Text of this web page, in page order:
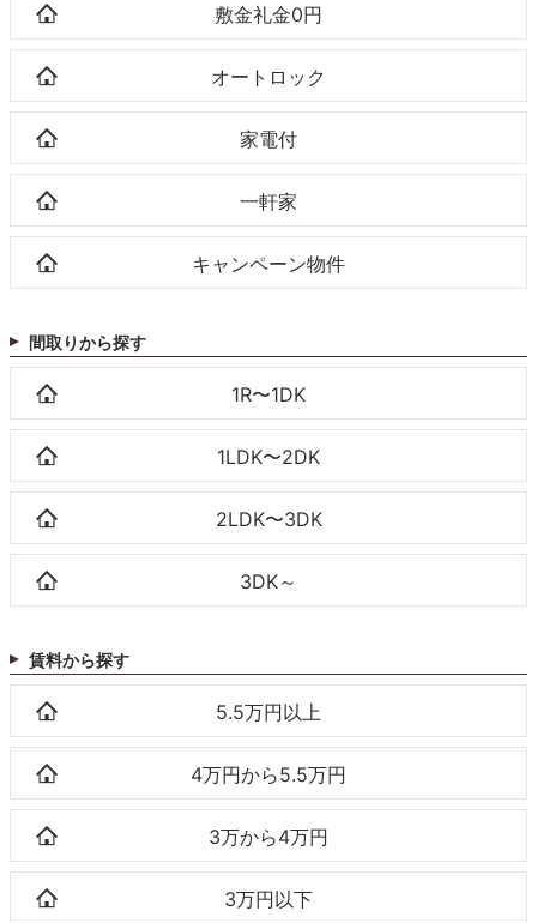
敷金礼金0円
オートロック
家電付
一軒家
キャンペーン物件
間取りから探す
1R〜1DK
1LDK〜2DK
2LDK〜3DK
3DK～
賃料から探す
5.5万円以上
4万円から5.5万円
3万から4万円
3万円以下